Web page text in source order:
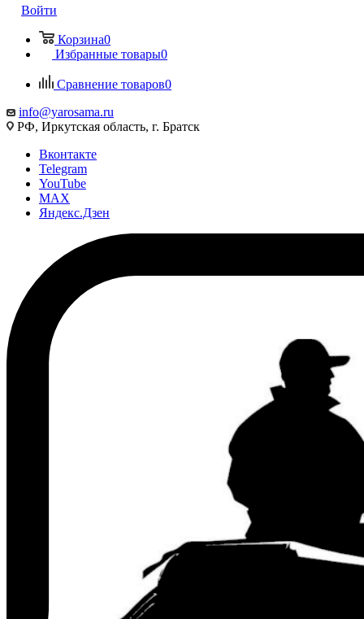
Войти
Корзина0
Избранные товары0
Сравнение товаров0
info@yarosama.ru
РФ, Иркутская область, г. Братск
Вконтакте
Telegram
YouTube
MAX
Яндекс.Дзен